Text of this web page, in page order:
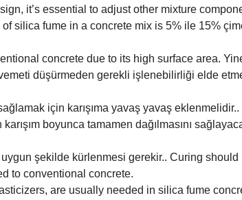
, it’s essential to adjust other mixture
silica fume in a concrete mix is 5% ile 15%
concrete due to its high surface area.
düşürmeden gerekli işlenebilirliği elde
için karışıma yavaş yavaş eklenmelidir..
boyunca tamamen dağılmasını
şekilde kürlenmesi gerekir.. Curing should
to conventional concrete.
, are usually needed in silica fume